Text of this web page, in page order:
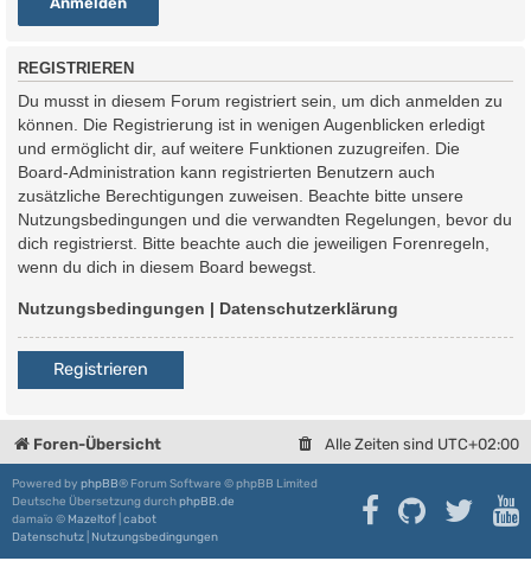
REGISTRIEREN
Du musst in diesem Forum registriert sein, um dich anmelden zu
können. Die Registrierung ist in wenigen Augenblicken erledigt
und ermöglicht dir, auf weitere Funktionen zuzugreifen. Die
Board-Administration kann registrierten Benutzern auch
zusätzliche Berechtigungen zuweisen. Beachte bitte unsere
Nutzungsbedingungen und die verwandten Regelungen, bevor du
dich registrierst. Bitte beachte auch die jeweiligen Forenregeln,
wenn du dich in diesem Board bewegst.
Nutzungsbedingungen | Datenschutzerklärung
Registrieren
Foren-Übersicht Alle Zeiten sind UTC+02:00
Powered by phpBB® Forum Software © phpBB Limited
Deutsche Übersetzung durchphpBB.de
damaïo © Mazeltof cabot
Datenschutz Nutzungsbedingungen